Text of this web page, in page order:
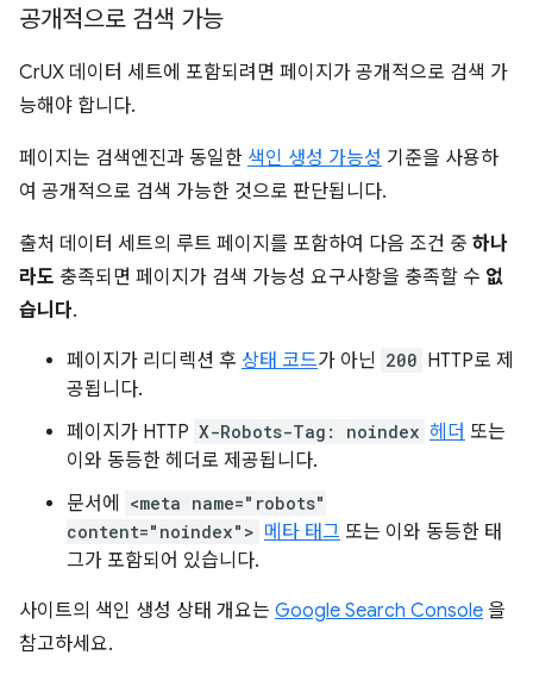
공개적으로 검색 가능
CrUX 데이터 세트에 포함되려면 페이지가 공개적으로 검색 가
능해야 합니다.
페이지는 검색엔진과 동일한 색인 생성 가능성 기준을 사용하
여 공개적으로 검색 가능한 것으로 판단됩니다.
출처 데이터 세트의 루트 페이지를 포함하여 다음 조건 중 하나
라도 충족되면 페이지가 검색 가능성 요구사항을 충족할 수 없
습니다.
페이지가 리디렉션 후 상태 코드가 아닌 200 HTTP로 제
공됩니다.
페이지가 HTTP X-Robots-Tag: noindex 헤더 또는
이와 동등한 헤더로 제공됩니다.
문서에
<meta name="robots"
content="noindex"> 메타 태그 또는 이와 동등한 태
그가 포함되어 있습니다.
사이트의 색인 생성 상태 개요는 Google Search Console 을
참고하세요.